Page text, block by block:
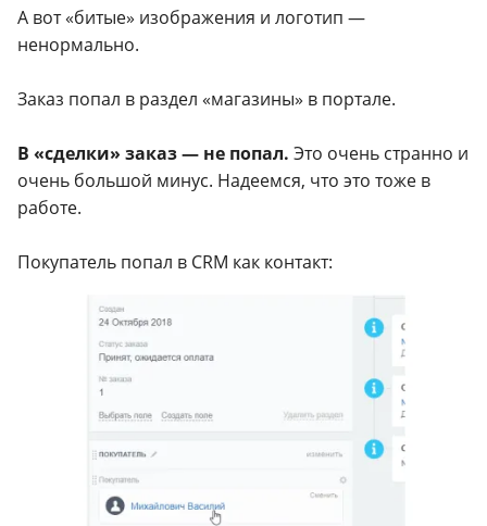
А вот «битые» изображения и логотип —
ненормально.
Заказ попал в раздел «магазины» в портале.
В «сделки» заказ — не попал. Это очень странно и
очень большой минус. Надеемся, что это тоже в
работе.
Покупатель попал в CRM как контакт: